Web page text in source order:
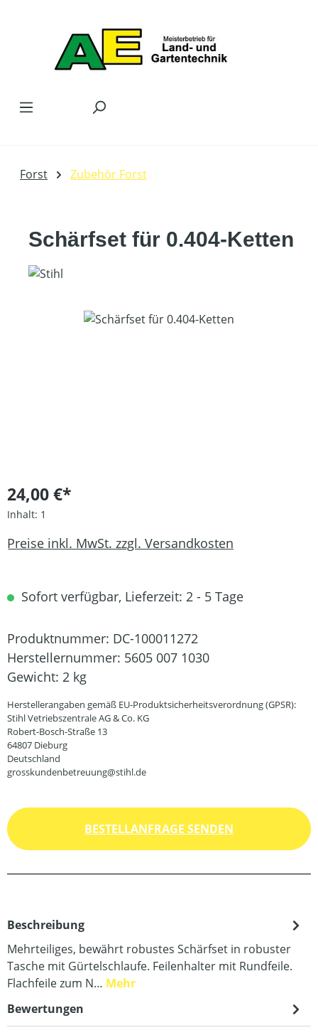
Forst Zubehör Forst
Schärfset für 0.404-Ketten
Bildergalerie überspringen
24,00 €*
Inhalt: 1
Preise inkl. MwSt. zzgl. Versandkosten
Sofort verfügbar, Lieferzeit: 2 - 5 Tage
Produktnummer: DC-100011272
Herstellernummer: 5605 007 1030
Gewicht: 2 kg
Herstellerangaben gemäß EU-Produktsicherheitsverordnung (GPSR):
Stihl Vetriebszentrale AG & Co. KG
Robert-Bosch-Straße 13
64807 Dieburg
Deutschland
grosskundenbetreuung@stihl.de
BESTELLANFRAGE SENDEN
Beschreibung
Mehrteiliges, bewährt robustes Schärfset in robuster
Tasche mit Gürtelschlaufe. Feilenhalter mit Rundfeile.
Flachfeile zum N… Mehr
Bewertungen